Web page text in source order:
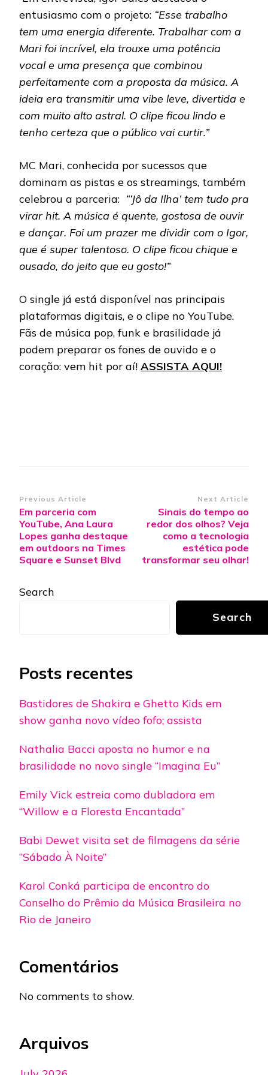
entusiasmo com o projeto: “Esse trabalho
tem uma energia diferente. Trabalhar com a
Mari foi incrível, ela trouxe uma potência
vocal e uma presença que combinou
perfeitamente com a proposta da música. A
ideia era transmitir uma vibe leve, divertida e
com muito alto astral. O clipe ficou lindo e
tenho certeza que o público vai curtir.”
MC Mari, conhecida por sucessos que
dominam as pistas e os streamings, também
celebrou a parceria: “‘Jô da Ilha’ tem tudo pra
virar hit. A música é quente, gostosa de ouvir
e dançar. Foi um prazer me dividir com o Igor,
que é super talentoso. O clipe ficou chique e
ousado, do jeito que eu gosto!”
O single já está disponível nas principais
plataformas digitais, e o clipe no YouTube.
Fãs de música pop, funk e brasilidade já
podem preparar os fones de ouvido e o
coração: vem hit por aí! ASSISTA AQUI!
Post
Navigation
Previous Article
Em parceria com
YouTube, Ana Laura
Lopes ganha destaque
em outdoors na Times
Square e Sunset Blvd
Next Article
Sinais do tempo ao
redor dos olhos? Veja
como a tecnologia
estética pode
transformar seu olhar!
Search
Search
Posts recentes
Bastidores de Shakira e Ghetto Kids em
show ganha novo vídeo fofo; assista
Nathalia Bacci aposta no humor e na
brasilidade no novo single “Imagina Eu”
Emily Vick estreia como dubladora em
“Willow e a Floresta Encantada”
Babi Dewet visita set de filmagens da série
“Sábado À Noite”
Karol Conká participa de encontro do
Conselho do Prêmio da Música Brasileira no
Rio de Janeiro
Comentários
No comments to show.
Arquivos